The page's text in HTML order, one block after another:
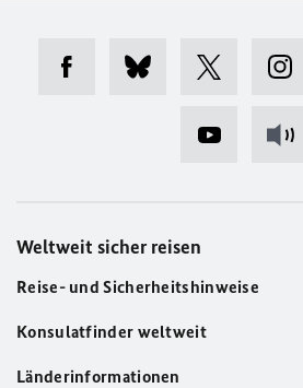
Weltweit sicher reisen
Reise- und Sicherheitshinweise
Konsulatfinder weltweit
Länderinformationen